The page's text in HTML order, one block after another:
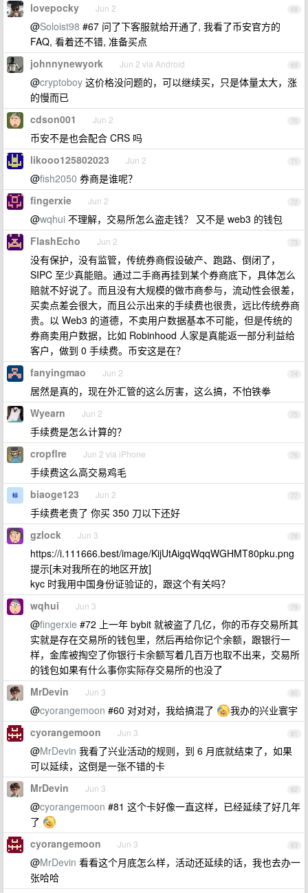
68
lovepocky Jun 2
@Soloist98 #67 问了下客服就给开通了, 我看了币安官方的
FAQ, 看着还不错, 准备买点
69
johnnynewyork Jun 2 via Android
@cryptoboy 这价格没问题的，可以继续买，只是体量太大，涨
的慢而已
70
cdson001 Jun 2
币安不是也会配合 CRS 吗
71
likooo125802023 Jun 2
@fish2050 券商是谁呢？
72
fingerxie Jun 2
@wqhui 不理解，交易所怎么盗走钱？ 又不是 web3 的钱包
73
FlashEcho Jun 2
没有保护，没有监管，传统券商假设破产、跑路、倒闭了，
SIPC 至少真能赔。通过二手商再挂到某个券商底下，具体怎么
赔就不好说了。而且没有大规模的做市商参与，流动性会很差，
买卖点差会很大，而且公示出来的手续费也很贵，远比传统券商
贵。以 Web3 的道德，不卖用户数据基本不可能，但是传统的
券商卖用户数据，比如 Robinhood 人家是真能返一部分利益给
客户，做到 0 手续费。币安这是在？
74
fanyingmao Jun 2
居然是真的，现在外汇管的这么厉害，这么搞，不怕铁拳
75
Wyearn Jun 2
手续费是怎么计算的？
76
cropflre Jun 2 via iPhone
手续费这么高交易鸡毛
77
biaoge123 Jun 2
手续费老贵了 你买 350 刀以下还好
78
gzlock Jun 3
https://i.111666.best/image/KijUtAigqWqqWGHMT80pku.png
提示[未对我所在的地区开放]
kyc 时我用中国身份证验证的，跟这个有关吗？
79
wqhui Jun 3
@fingerxie #72 上一年 bybit 就被盗了几亿，你的币存交易所其
实就是存在交易所的钱包里，然后再给你记个余额，跟银行一
样，金库被掏空了你银行卡余额写着几百万也取不出来，交易所
的钱包如果有什么事你实际存交易所的也没了
80
MrDevin Jun 3
@cyorangemoon #60 对对对，我给搞混了 我办的兴业寰宇
81
cyorangemoon Jun 3
@MrDevin 我看了兴业活动的规则，到 6 月底就结束了，如果
可以延续，这倒是一张不错的卡
82
MrDevin Jun 3
@cyorangemoon #81 这个卡好像一直这样，已经延续了好几年
了
83
cyorangemoon Jun 3
@MrDevin 看看这个月底怎么样，活动还延续的话，我也去办一
张哈哈